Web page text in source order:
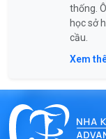
thống.
học sở
cầu.
Xem